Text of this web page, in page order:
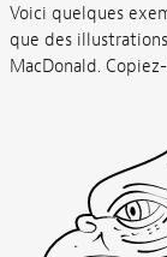
Voici quelques
que des
MacDonald.